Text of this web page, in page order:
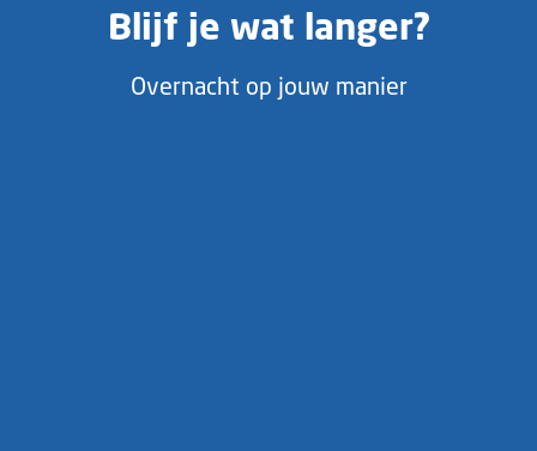
Blijf je wat langer?
Overnacht op jouw manier